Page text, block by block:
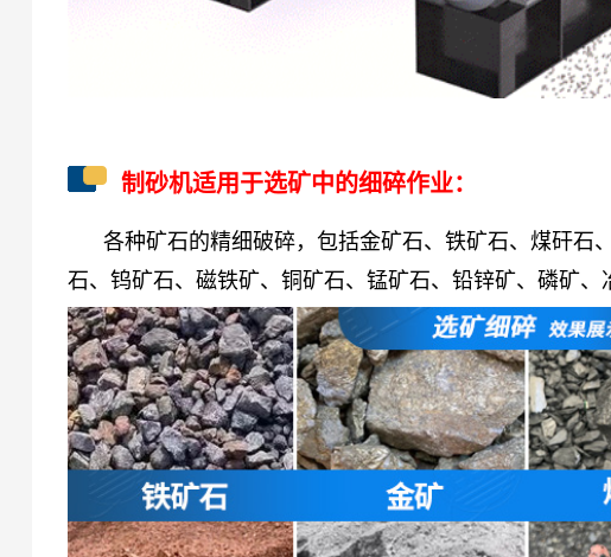
制砂机适用于选矿中的细碎作业：
各种矿石的精细破碎，包括金矿石、 铁矿石、 煤矸石
石、钨矿石、磁铁矿、铜矿石、锰矿石、铅锌矿、磷矿、